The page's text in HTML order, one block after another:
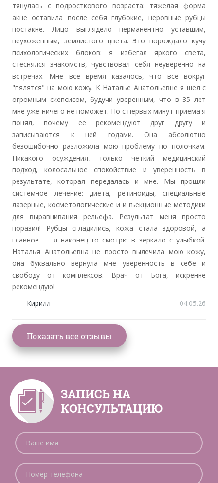
тянулась с подросткового возраста: тяжелая форма
акне оставила после себя глубокие, неровные рубцы
постакне. Лицо выглядело перманентно уставшим,
неухоженным, землистого цвета. Это порождало кучу
психологических блоков: я избегал яркого света,
стеснялся знакомств, чувствовал себя неуверенно на
встречах. Мне все время казалось, что все вокруг
"пялятся" на мою кожу. К Наталье Анатольевне я шел с
огромным скепсисом, будучи уверенным, что в 35 лет
мне уже ничего не поможет. Но с первых минут приема я
понял, почему ее рекомендуют друг другу и
записываются к ней годами. Она абсолютно
безошибочно разложила мою проблему по полочкам.
Никакого осуждения, только четкий медицинский
подход, колосальное спокойствие и уверенность в
результате, которая передалась и мне. Мы прошли
системное лечение: диета, ретиноиды, специальные
лазерные, косметологические и инъекционные методики
для выравнивания рельефа. Результат меня просто
поразил! Рубцы сгладились, кожа стала здоровой, а
главное — я наконец-то смотрю в зеркало с улыбкой.
Наталья Анатольевна не просто вылечила мою кожу,
она буквально вернула мне уверенность в себе и
свободу от комплексов. Врач от Бога, искренне
рекомендую!
Кирилл
04.05.26
ЗАПИСЬ НА
КОНСУЛЬТАЦИЮ